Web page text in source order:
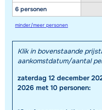
6 personen
minder/meer personen
Klik in bovenstaande
aankomstdatum/aantal
zaterdag 12 december
2026 met 10 personen: